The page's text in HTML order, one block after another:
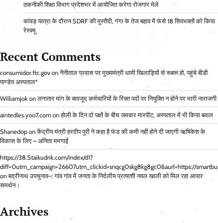
तकनीकी शिक्षा विभाग प्रदेशभर में आयोजित करेगा रोजगार मेले
कांवड़ यात्रा के दौरान SDRF की मुस्तैदी, गंगा के तेज बहाव में फंसे 18 शिवभक्तों को किया
रेस्क्यू
Recent Comments
consumidor.ftc.gov onनैनीताल प्रवास पर मुख्यमंत्री धामी खिलाड़ियों से रूबरू हो, पहुंचे बीडी
पाण्डेय अस्पताल*
Williamjok onलगातार मांग के बावजूद कर्मचारियों के रिक्त पदों पर नियुक्ति न होने पर भारी नाराजगी
aintedles.yoo7.com onहोली के दिन दो पक्षों के बीच जमकर मारपीट, अस्पताल में भी किया बवाल
Shanedop onकेंद्रीय मंत्री हरदीप पुरी ने कहा है फंड की कमी नहीं होने दी जाएगी ऋषिकेश के
विकास के लिए – अनिता ममगाईं
https://38.Staikudrik.com/index/d1?
diff=0utm_campaign=26607utm_clickid=snqcg0skg8kg8gc0&aurl=https://
onबद्रीनाथ उपचुनाव–: गांव गांव में जनता के निर्दलीय प्रत्याशी नवल खाली को मिल रहा आपार
समर्थन।
Archives